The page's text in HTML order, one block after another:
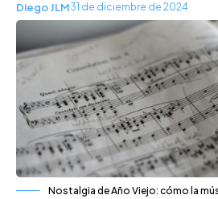
Diego JLM31 de diciembre de 2024
Nostalgia de Año Viejo: cómo la